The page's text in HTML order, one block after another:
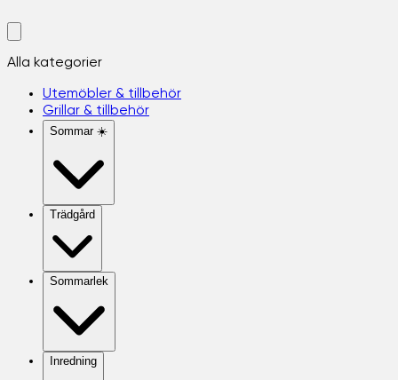
Alla kategorier
Utemöbler & tillbehör
Grillar & tillbehör
Sommar ☀️
Trädgård
Sommarlek
Inredning